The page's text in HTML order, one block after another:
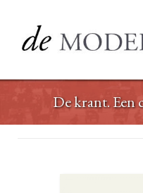
De krant.